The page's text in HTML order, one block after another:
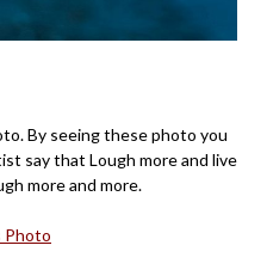
By seeing these photo you
say that Lough more and live
more and more.
Photo